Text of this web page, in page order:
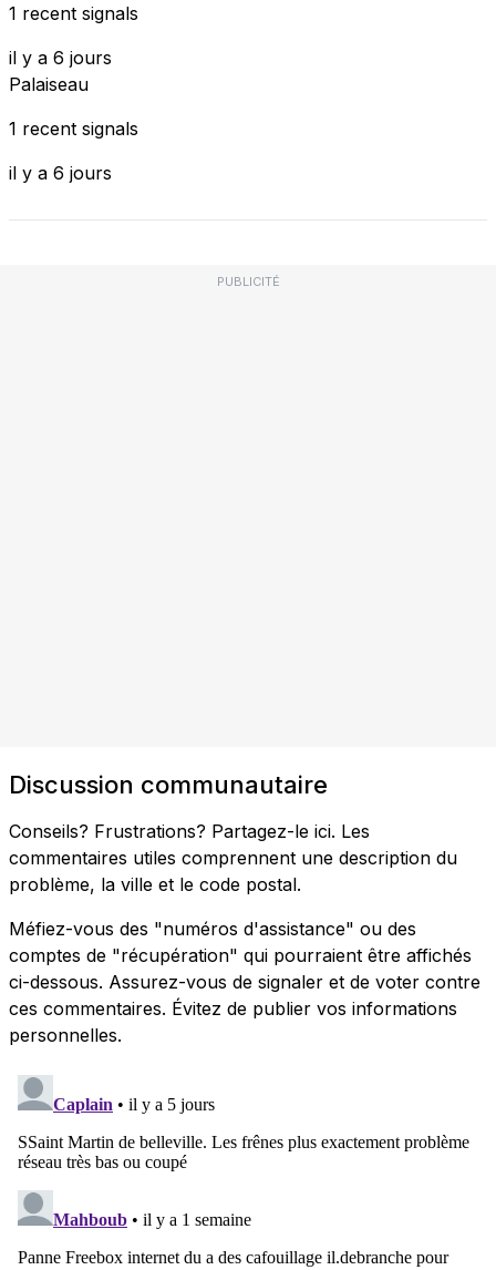
1 recent signals
il y a 6 jours
Palaiseau
1 recent signals
il y a 6 jours
PUBLICITÉ
Discussion communautaire
Conseils? Frustrations? Partagez-le ici. Les
commentaires utiles comprennent une description du
problème, la ville et le code postal.
Méfiez-vous des "numéros d'assistance" ou des
comptes de "récupération" qui pourraient être affichés
ci-dessous. Assurez-vous de signaler et de voter contre
ces commentaires. Évitez de publier vos informations
personnelles.